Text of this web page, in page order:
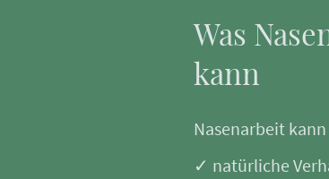
Was
kann
Nasenarbeit
✓ natürliche